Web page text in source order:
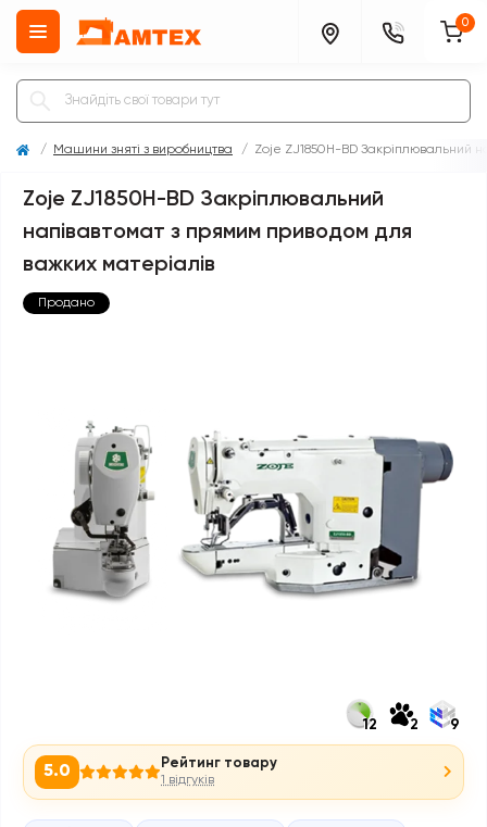
0
Машини зняті з виробництва Zoje ZJ1850H-BD Закріплювальний
Zoje ZJ1850H-BD Закріплювальний
напівавтомат з прямим приводом для
важких матеріалів
Продано
12 2 9
5.0 Рейтинг товару
1 відгуків